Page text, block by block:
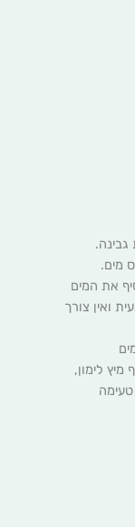
את המים
ואין צורך
לימון,